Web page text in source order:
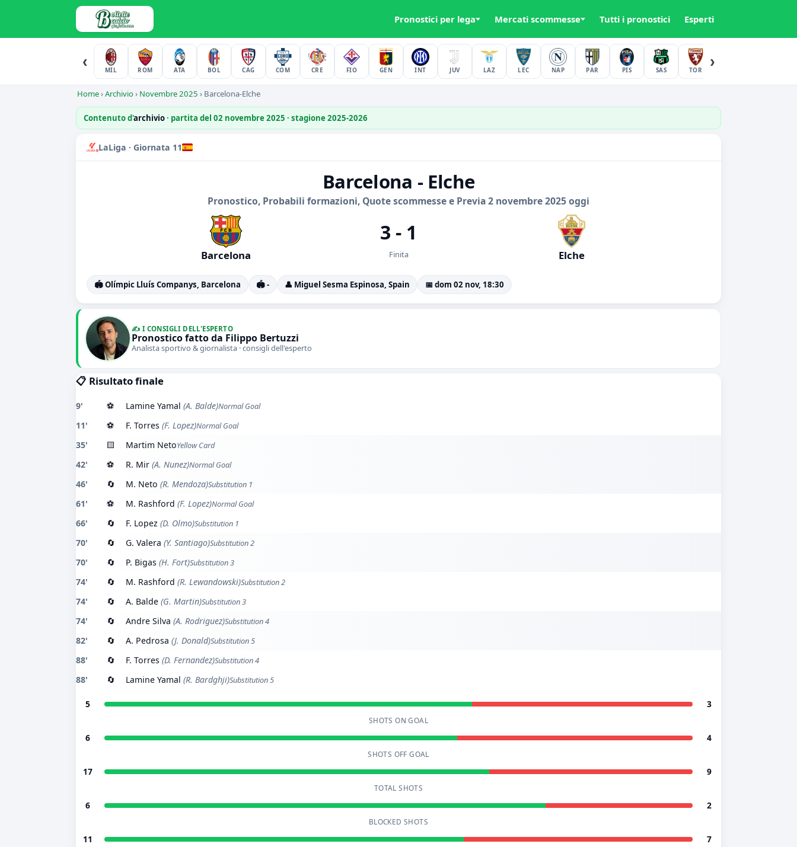
Pronostici per lega Mercati scommesse Tutti i pronostici Esperti
‹
MIL ROM ATA BOL CAG COM CRE FIO GEN INT JUV LAZ LEC NAP PAR PIS SAS TOR
›
Home›Archivio› Novembre 2025 › Barcelona-Elche
Contenuto d'archivio· partita del 02 novembre 2025 · stagione 2025-2026
LaLiga · Giornata 11
Barcelona - Elche
Pronostico, Probabili formazioni, Quote scommesse e Previa 2 novembre 2025 oggi
Barcelona
3 - 1
Finita Elche
🏟️ Olímpic Lluís Companys, Barcelona 🏟️ - 👤 Miguel Sesma Espinosa, Spain 📅 dom 02 nov, 18:30
✍️ I CONSIGLI DELL'ESPERTO
Pronostico fatto da Filippo Bertuzzi
Analista sportivo & giornalista · consigli dell'esperto
📋 Risultato finale
9' ⚽ Lamine Yamal (A. Balde)Normal Goal
11' ⚽ F. Torres (F. Lopez)Normal Goal
35' 🟨 Martim NetoYellow Card
42' ⚽ R. Mir (A. Nunez)Normal Goal
46' 🔄 M. Neto (R. Mendoza)Substitution 1
61' ⚽ M. Rashford (F. Lopez)Normal Goal
66' 🔄 F. Lopez (D. Olmo)Substitution 1
70' 🔄 G. Valera (Y. Santiago)Substitution 2
70' 🔄 P. Bigas (H. Fort)Substitution 3
74' 🔄 M. Rashford (R. Lewandowski)Substitution 2
74' 🔄 A. Balde (G. Martin)Substitution 3
74' 🔄 Andre Silva (A. Rodriguez)Substitution 4
82' 🔄 A. Pedrosa (J. Donald)Substitution 5
88' 🔄 F. Torres (D. Fernandez)Substitution 4
88' 🔄 Lamine Yamal (R. Bardghji)Substitution 5
5 3
SHOTS ON GOAL
6 4
SHOTS OFF GOAL
17 9
TOTAL SHOTS
6 2
BLOCKED SHOTS
11 7